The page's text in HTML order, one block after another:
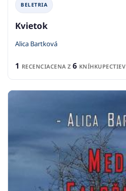
BELETRIA
Kvietok
Alica Bartková
1 RECENCIACENA Z 6 KNÍHKUPECTIEV